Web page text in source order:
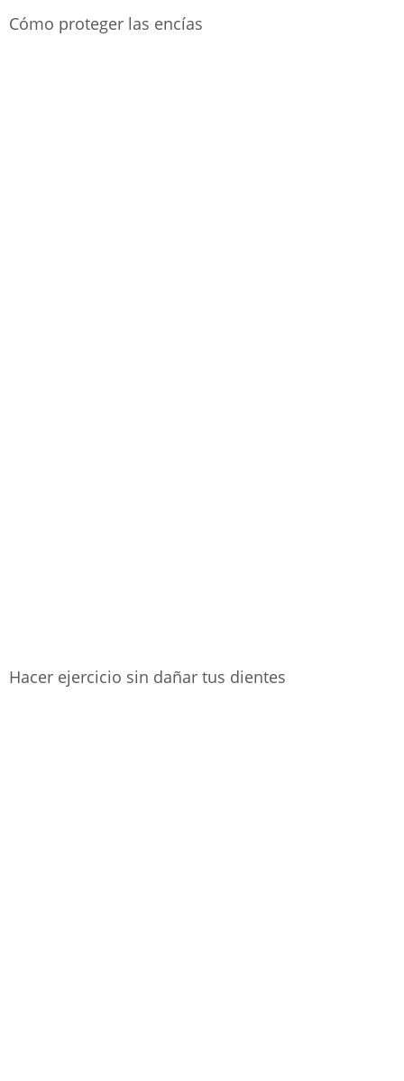
Cómo proteger las encías
Hacer ejercicio sin dañar tus dientes